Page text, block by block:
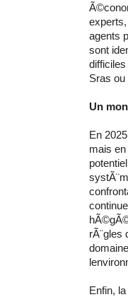
agents
sont
Sras ou
Un
En
mais
rÃ¨gles
Enfin,